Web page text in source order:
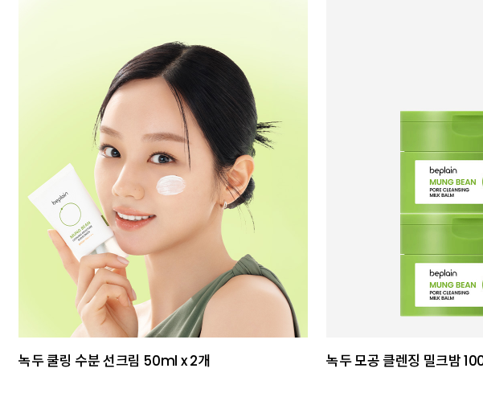
녹두 쿨링 수분 선크림 50ml x 2개 녹두 모공 클렌징 밀크밤